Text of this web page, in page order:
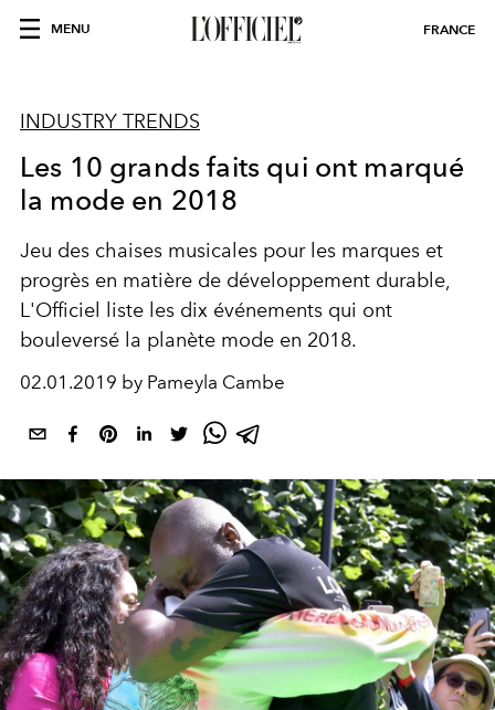
MENU FRANCE
INDUSTRY TRENDS
Les 10 grands faits qui ont marqué
la mode en 2018
Jeu des chaises musicales pour les marques et
progrès en matière de développement durable,
L'Officiel liste les dix événements qui ont
bouleversé la planète mode en 2018.
02.01.2019 by Pameyla Cambe